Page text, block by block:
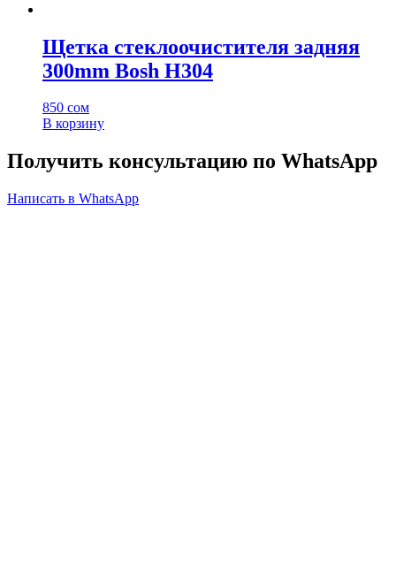
Щетка стеклоочистителя задняя
300mm Bosh H304
850 сом
В корзину
Получить консультацию по WhatsApp
Написать в WhatsApp